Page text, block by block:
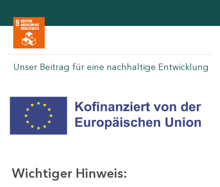
Unser Beitrag für eine nachhaltige Entwicklung
Wichtiger Hinweis: